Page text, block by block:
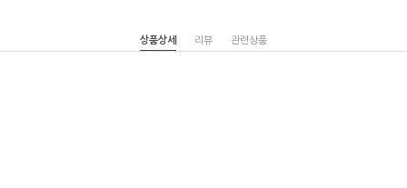
상품상세 리뷰 관련상품